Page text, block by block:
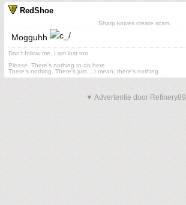
RedShoe
Sharp knives create scars
Mogguhh
Don't follow me. I am lost too
Please. There's nothing to do here.
There's nothing. There's just....I mean, there's nothing.
▼ Advertentie door Refinery89